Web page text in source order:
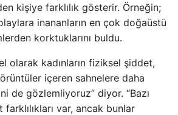
kişiye farklılık gösterir. Örneğin;
inananların en çok doğaüstü
korktuklarını buldu.
olarak kadınların fiziksel şiddet,
içeren sahnelere daha
de gözlemliyoruz” diyor. “Bazı
var, ancak bunlar